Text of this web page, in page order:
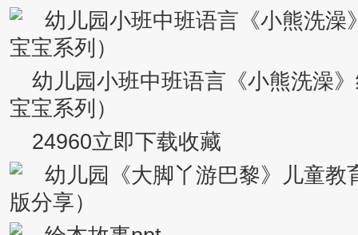
幼儿园小班中班语言《小熊洗澡
宝宝系列）
24960立即下载收藏